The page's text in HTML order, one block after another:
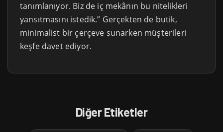
tanımlanıyor. Biz de iç mekânın bu nitelikleri
yansıtmasını istedik.” Gerçekten de butik,
minimalist bir çerçeve sunarken müşterileri
keşfe davet ediyor.
Diğer Etiketler